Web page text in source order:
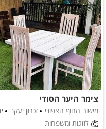
צימר היער הסודי
מישור החוף הצפוני זכרון יעקב
לזוגות ומשפחות